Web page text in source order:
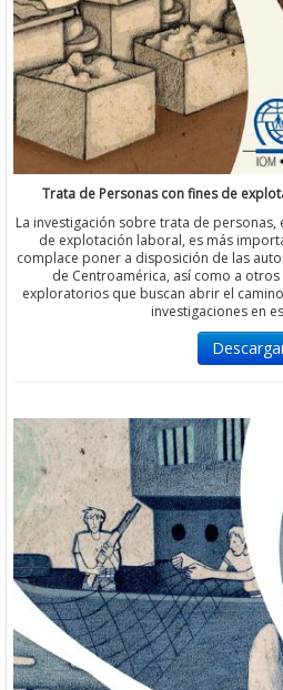
Trata de Personas con fines de
La investigación sobre trata de
de explotación laboral, es más
complace poner a disposición de las
de Centroamérica, así como a
exploratorios que buscan abrir el
investigaciones en